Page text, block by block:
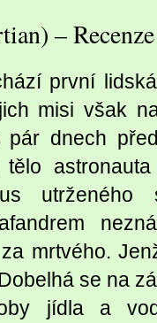
–
první
misi však
pár dnech
mrtvého.
se na
jídla a